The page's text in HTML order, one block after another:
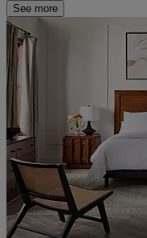
See more